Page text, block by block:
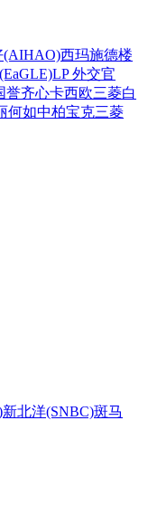
(AIHAO)西玛施德楼
LP 外交官
誉齐心卡西欧三菱白
何如中柏宝克三菱
新北洋(SNBC)斑马